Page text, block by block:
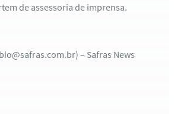
de assessoria de imprensa.
– Safras News